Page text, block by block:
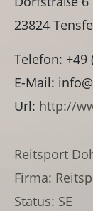
23824
Telefon: +49
E-Mail:
Url: http://
Reitsport
Firma:
Status: SE